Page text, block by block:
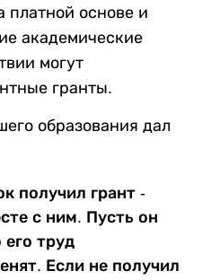
платной основе и
академические
могут
гранты.
образования дал
получил грант -
с ним. Пусть он
его труд
Если не получил